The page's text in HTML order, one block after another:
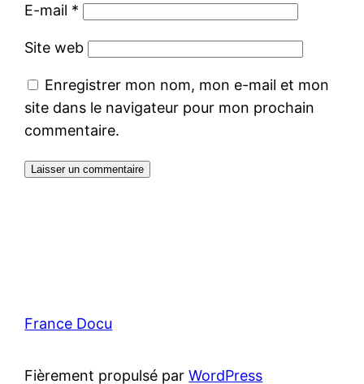
E-mail *
Site web
Enregistrer mon nom, mon e-mail et mon
site dans le navigateur pour mon prochain
commentaire.
France Docu
Fièrement propulsé parWordPress